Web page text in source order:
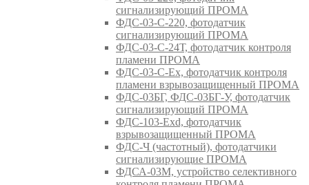
сигнализирующий ПРОМА
ФДС-03-С-220, фотодатчик
сигнализирующий ПРОМА
ФДС-03-С-24Т, фотодатчик контроля
пламени ПРОМА
ФДС-03-С-Ex, фотодатчик контроля
пламени взрывозащищенный ПРОМА
ФДС-03БГ, ФДС-03БГ-У, фотодатчик
сигнализирующий ПРОМА
ФДС-103-Ехd, фотодатчик
взрывозащищенный ПРОМА
ФДС-Ч (частотный), фотодатчики
сигнализирующие ПРОМА
ФДСА-03М, устройство селективного